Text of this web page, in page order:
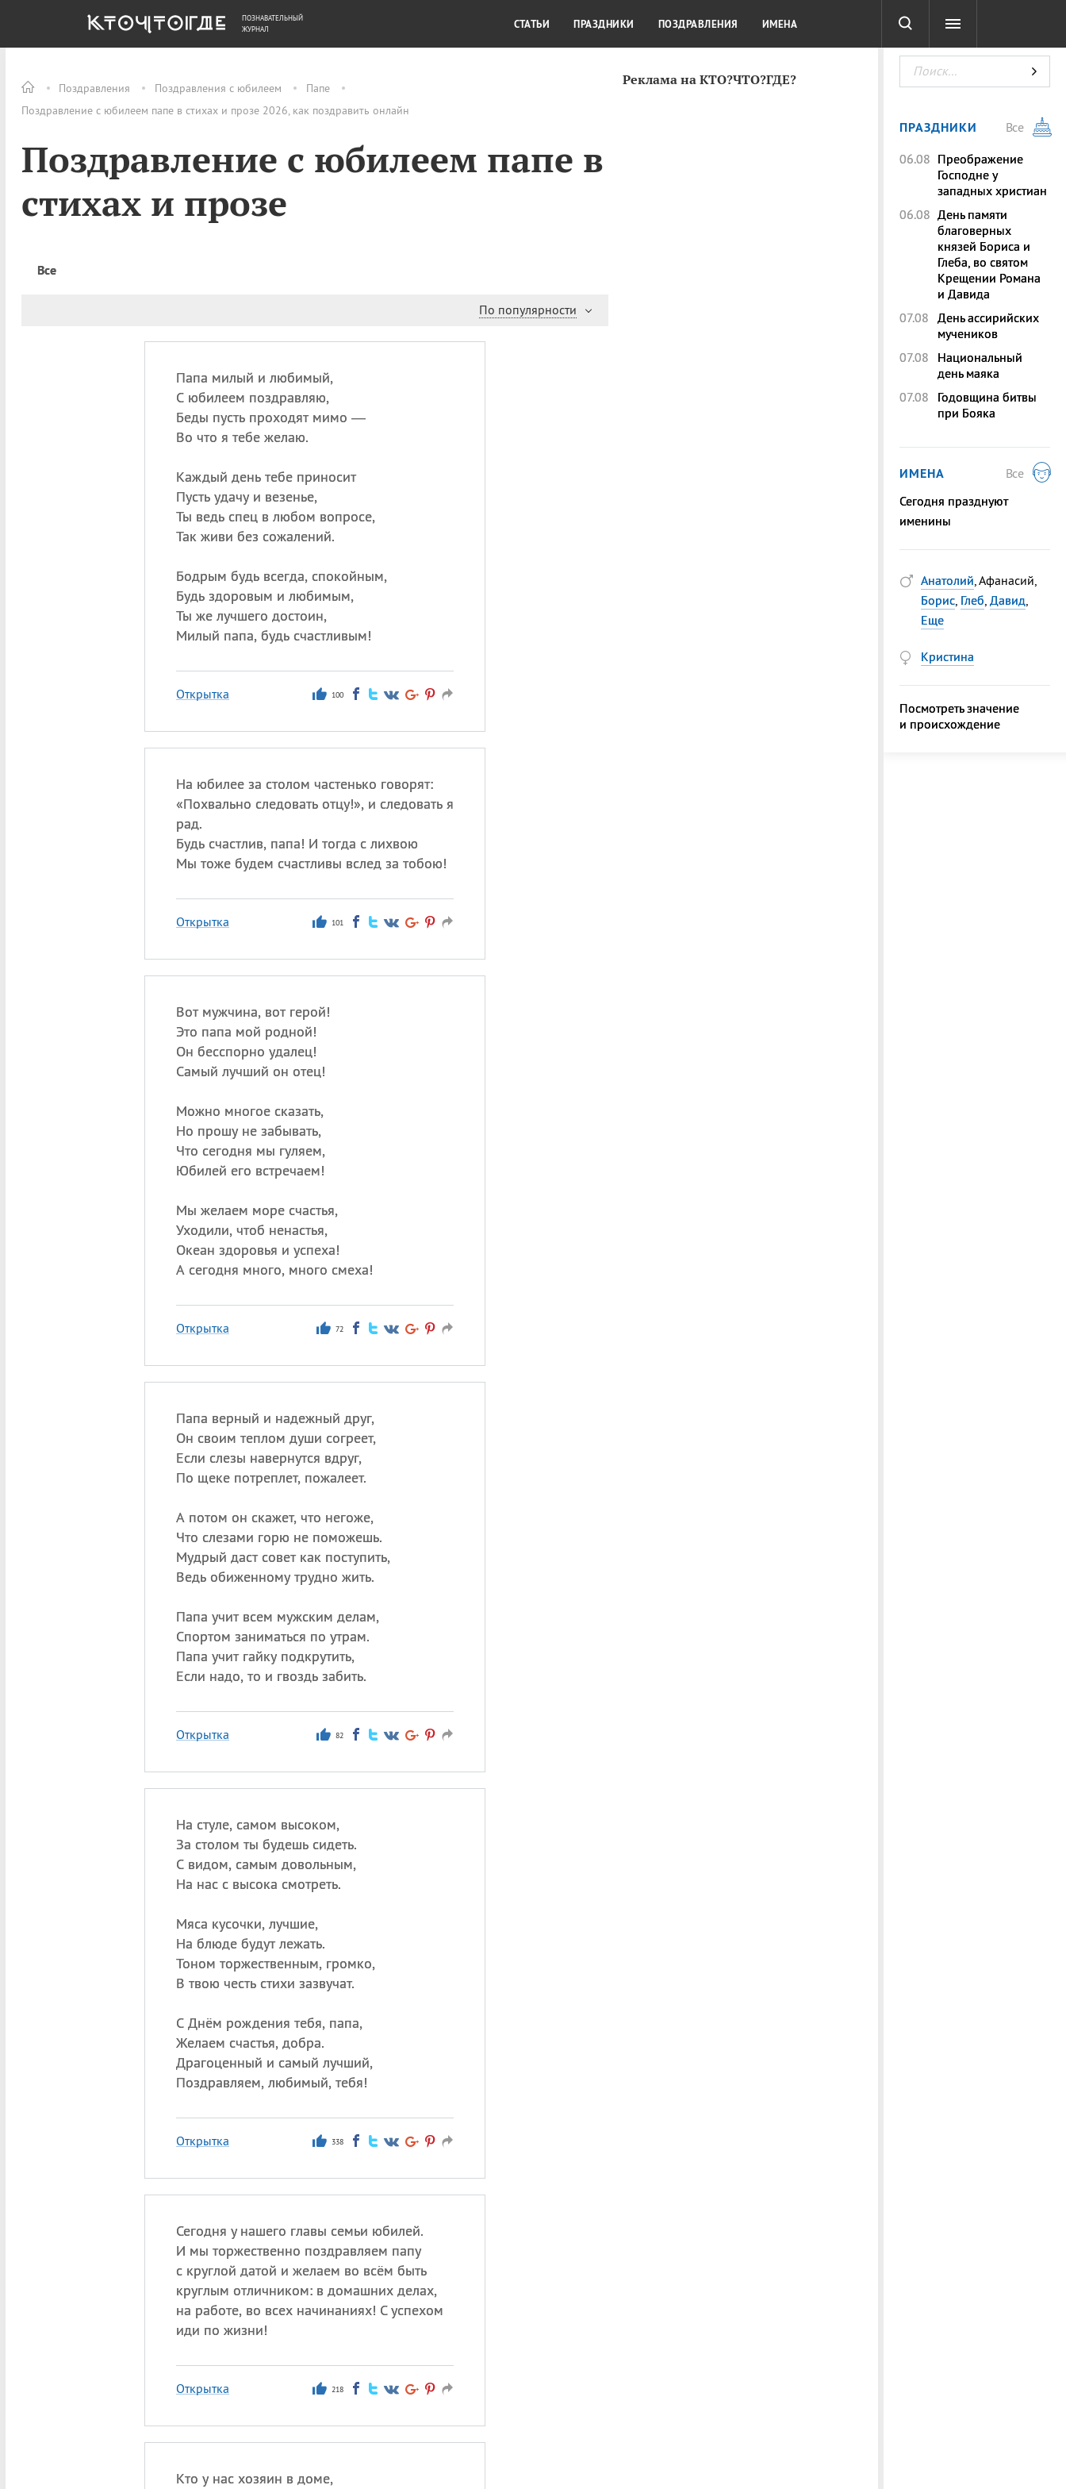
Поздравления Поздравления с юбилеем
Папе
Поздравление с юбилеем папе в стихах и прозе 2026, как поздравить онлайн
Поздравление с юбилеем папе в
стихах и прозе
Все
По популярности
Папа милый и любимый,
С юбилеем поздравляю,
Беды пусть проходят мимо —
Во что я тебе желаю.
Каждый день тебе приносит
Пусть удачу и везенье,
Ты ведь спец в любом вопросе,
Так живи без сожалений.
Бодрым будь всегда, спокойным,
Будь здоровым и любимым,
Ты же лучшего достоин,
Милый папа, будь счастливым!
Открытка 100
На юбилее за столом частенько говорят:
«Похвально следовать отцу!», и следовать я
рад.
Будь счастлив, папа! И тогда с лихвою
Мы тоже будем счастливы вслед за тобою!
Открытка 101
Вот мужчина, вот герой!
Это папа мой родной!
Он бесспорно удалец!
Самый лучший он отец!
Можно многое сказать,
Но прошу не забывать,
Что сегодня мы гуляем,
Юбилей его встречаем!
Мы желаем море счастья,
Уходили, чтоб ненастья,
Океан здоровья и успеха!
А сегодня много, много смеха!
Открытка 72
Папа верный и надежный друг,
Он своим теплом души согреет,
Если слезы навернутся вдруг,
По щеке потреплет, пожалеет.
А потом он скажет, что негоже,
Что слезами горю не поможешь.
Мудрый даст совет как поступить,
Ведь обиженному трудно жить.
Папа учит всем мужским делам,
Спортом заниматься по утрам.
Папа учит гайку подкрутить,
Если надо, то и гвоздь забить.
Открытка 82
На стуле, самом высоком,
За столом ты будешь сидеть.
С видом, самым довольным,
На нас с высока смотреть.
Мяса кусочки, лучшие,
На блюде будут лежать.
Тоном торжественным, громко,
В твою честь стихи зазвучат.
С Днём рождения тебя, папа,
Желаем счастья, добра.
Драгоценный и самый лучший,
Поздравляем, любимый, тебя!
Открытка 338
Сегодня у нашего главы семьи юбилей.
И мы торжественно поздравляем папу
с круглой датой и желаем во всём быть
круглым отличником: в домашних делах,
на работе, во всех начинаниях! С успехом
иди по жизни!
Открытка 218
Кто у нас хозяин в доме,
Реклама на КТО?ЧТО?ГДЕ?
ОБЩЕСТВО ДЕНЬГИ КУЛЬТУРА КРАСОТА ТЕСТЫ
ПОЗНАВАТЕЛЬНЫЙ
ЖУРНАЛ
СТАТЬИ ПРАЗДНИКИ ПОЗДРАВЛЕНИЯ ИМЕНА
ПРАЗДНИКИ
Все
06.08 Преображение
Господне у
западных христиан
06.08 День памяти
благоверных
князей Бориса и
Глеба, во святом
Крещении Романа
и Давида
07.08 День ассирийских
мучеников
07.08
Национальный
день маяка
07.08
Годовщина битвы
при Бояка
ИМЕНА
Все
Сегодня празднуют
именины
Анатолий, Афанасий,
Борис, Глеб, Давид,
Еще
Кристина
Посмотреть значение
и происхождение